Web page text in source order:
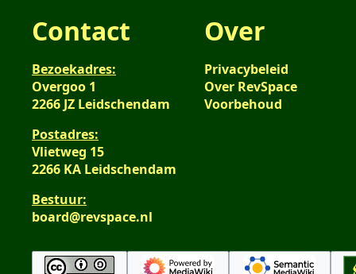
Contact
Bezoekadres:
Overgoo 1
2266 JZ Leidschendam
Postadres:
Vlietweg 15
2266 KA Leidschendam
Bestuur:
board@revspace.nl
Over
Privacybeleid
Over RevSpace
Voorbehoud